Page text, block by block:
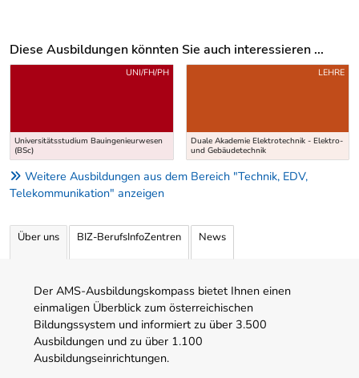
Diese Ausbildungen könnten Sie auch interessieren ...
Uber weitere Ausbildungsvorschläge
Universitätsstudium Bauingenieurwesen
(BSc)
UNI/FH/PH
Duale Akademie Elektrotechnik - Elektro-
und Gebäudetechnik
LEHRE
Weitere Ausbildungen aus dem Bereich "Technik, EDV,
Telekommunikation" anzeigen
Über uns BIZ-BerufsInfoZentren News
Der AMS-Ausbildungskompass bietet Ihnen einen
einmaligen Überblick zum österreichischen
Bildungssystem und informiert zu über 3.500
Ausbildungen und zu über 1.100
Ausbildungseinrichtungen.